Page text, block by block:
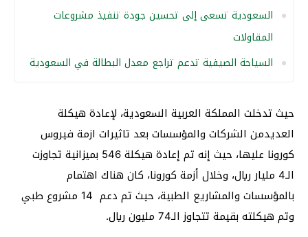
السعودية تسعى إلى تحسين جودة تنفيذ مشروعات
المقاولات
السياحة الصيفية تدعم تراجع معدل البطالة في السعودية
حيث تدخلت المملكة العربية السعودية، لإعادة هيكلة
العديدمن الشركات والمؤسسات بعد تاثيرات ازمة فيروس
كورونا عليها، حيث إنه تم إعادة هيكلة 546 بميزانية تجاوزت
الـ4 مليار ريال، وخلال أزمة كورونا، كان هناك اهتمام
بالمؤسسات والمشاريع الطبية، حيث تم دعم 14 مشروع طبي
وتم هيكلته بقيمة تتجاوز الـ74 مليون ريال.